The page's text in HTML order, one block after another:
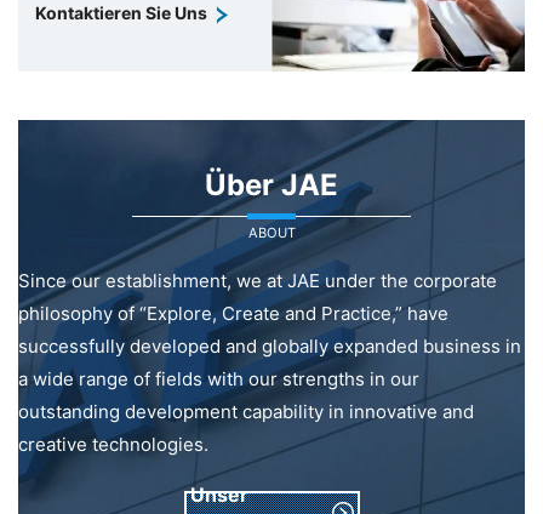
Kontaktieren Sie Uns
Über JAE
ABOUT
Since our establishment, we at JAE under the corporate
philosophy of “Explore, Create and Practice,” have
successfully developed and globally expanded business in
a wide range of fields with our strengths in our
outstanding development capability in innovative and
creative technologies.
Unser